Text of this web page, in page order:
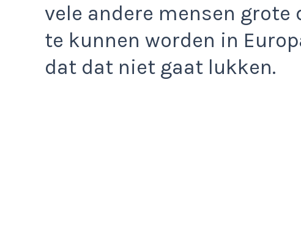
vele andere mensen
te kunnen worden in
dat dat niet gaat lukken.